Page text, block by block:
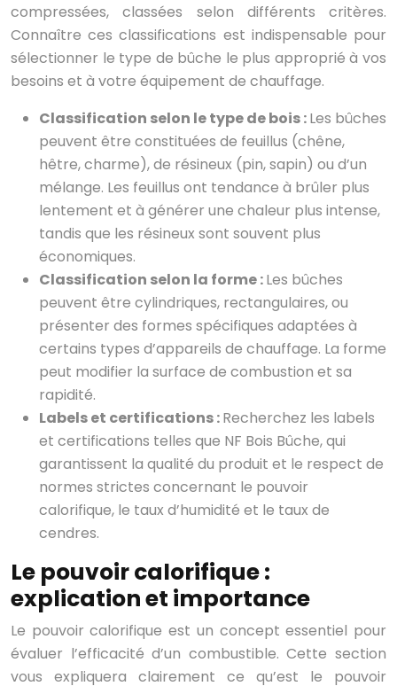
compressées, classées selon différents critères.
Connaître ces classifications est indispensable pour
sélectionner le type de bûche le plus approprié à vos
besoins et à votre équipement de chauffage.
Classification selon le type de bois :Les bûches
peuvent être constituées de feuillus (chêne,
hêtre, charme), de résineux (pin, sapin) ou d’un
mélange. Les feuillus ont tendance à brûler plus
lentement et à générer une chaleur plus intense,
tandis que les résineux sont souvent plus
économiques.
Classification selon la forme :Les bûches
peuvent être cylindriques, rectangulaires, ou
présenter des formes spécifiques adaptées à
certains types d’appareils de chauffage. La forme
peut modifier la surface de combustion et sa
rapidité.
Labels et certifications :Recherchez les labels
et certifications telles que NF Bois Bûche, qui
garantissent la qualité du produit et le respect de
normes strictes concernant le pouvoir
calorifique, le taux d’humidité et le taux de
cendres.
Le pouvoir calorifique :
explication et importance
Le pouvoir calorifique est un concept essentiel pour
évaluer l’efficacité d’un combustible. Cette section
vous expliquera clairement ce qu’est le pouvoir